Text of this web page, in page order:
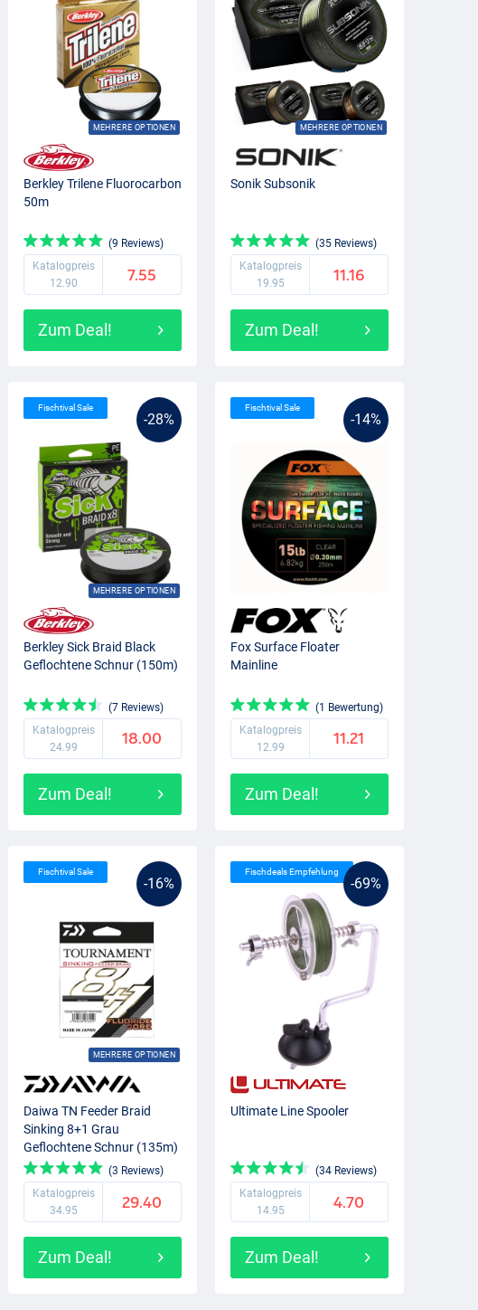
MEHRERE OPTIONEN
Berkley Trilene Fluorocarbon
50m
(9 Reviews)
Katalogpreis
12.90
7.55
Zum Deal!
MEHRERE OPTIONEN
Sonik Subsonik
(35 Reviews)
Katalogpreis
19.95
11.16
Zum Deal!
-28%
MEHRERE OPTIONEN
Fischtival Sale
Berkley Sick Braid Black
Geflochtene Schnur (150m)
(7 Reviews)
Katalogpreis
24.99
18.00
Zum Deal!
-14%
Fischtival Sale
Fox Surface Floater
Mainline
(1 Bewertung)
Katalogpreis
12.99
11.21
Zum Deal!
-16%
MEHRERE OPTIONEN
Fischtival Sale
Daiwa TN Feeder Braid
Sinking 8+1 Grau
Geflochtene Schnur (135m)
(3 Reviews)
Katalogpreis
34.95
29.40
Zum Deal!
-69%
Fischdeals Empfehlung
Ultimate Line Spooler
(34 Reviews)
Katalogpreis
14.95
4.70
Zum Deal!